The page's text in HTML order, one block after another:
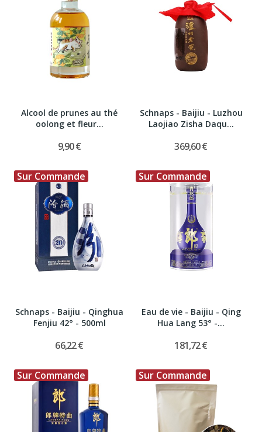
Alcool de prunes au thé
oolong et fleur...
9,90 €
Schnaps - Baijiu - Luzhou
Laojiao Zisha Daqu...
369,60 €
Sur Commande
Schnaps - Baijiu - Qinghua
Fenjiu 42° - 500ml
66,22 €
Sur Commande
Eau de vie - Baijiu - Qing
Hua Lang 53° -...
181,72 €
Sur Commande Sur Commande